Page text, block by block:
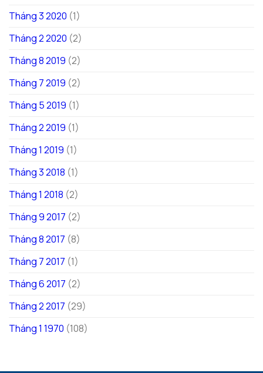
Tháng 3 2020 (1)
Tháng 2 2020 (2)
Tháng 8 2019 (2)
Tháng 7 2019 (2)
Tháng 5 2019 (1)
Tháng 2 2019 (1)
Tháng 1 2019 (1)
Tháng 3 2018 (1)
Tháng 1 2018 (2)
Tháng 9 2017 (2)
Tháng 8 2017 (8)
Tháng 7 2017 (1)
Tháng 6 2017 (2)
Tháng 2 2017 (29)
Tháng 1 1970 (108)